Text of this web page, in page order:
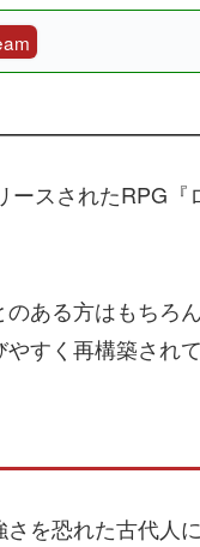
スされたRPG『
ある方はもちろ
すく再構築されて
を恐れた古代人